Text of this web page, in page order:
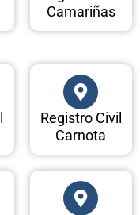
Camariñas
Registro Civil
Carnota